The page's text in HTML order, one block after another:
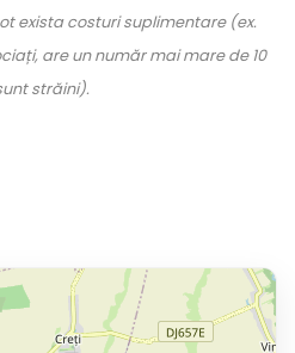
exista costuri suplimentare (ex.
are un număr mai mare de 10
străini).